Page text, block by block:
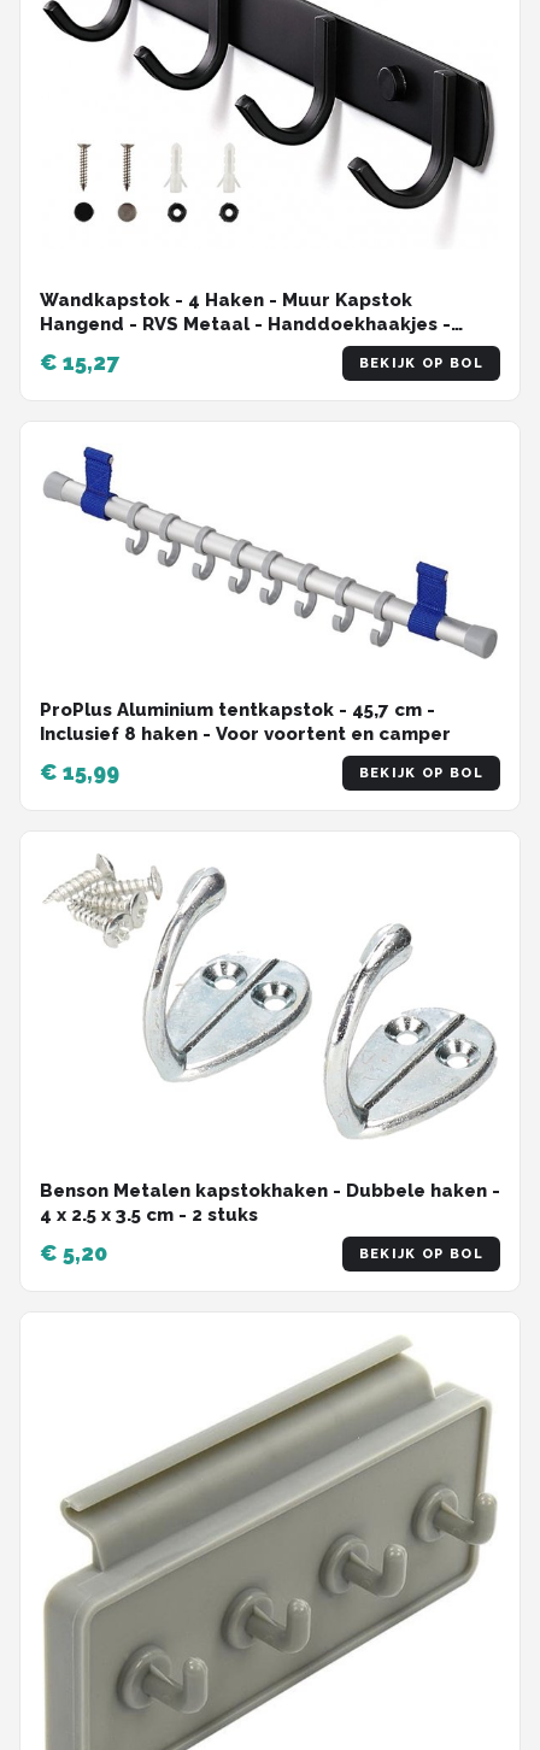
Wandkapstok - 4 Haken - Muur Kapstok
Hangend - RVS Metaal - Handdoekhaakjes -
wandhaak - Jashaak - Ophanghaken
€ 15,27 BEKIJK OP BOL
ProPlus Aluminium tentkapstok - 45,7 cm -
Inclusief 8 haken - Voor voortent en camper
€ 15,99 BEKIJK OP BOL
Benson Metalen kapstokhaken - Dubbele haken -
4 x 2.5 x 3.5 cm - 2 stuks
€ 5,20 BEKIJK OP BOL